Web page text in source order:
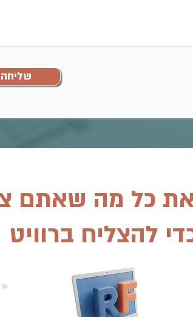
שליחה
את כל מה שאתם
להצליח ברוויט